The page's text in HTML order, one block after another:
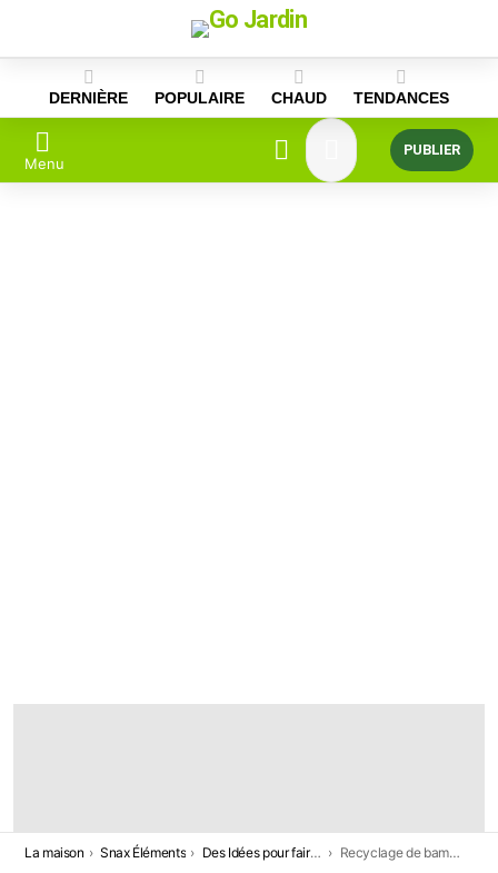
content
DERNIÈRE POPULAIRE CHAUD TENDANCES
Menu
PUBLIER
Vous êtes ici:
La maison Snax Éléments Des Idées pour faire un potager surélevé dans le jardin (Liste ouverte) (14 propositions) Recyclage de bambous pour potager surélevé